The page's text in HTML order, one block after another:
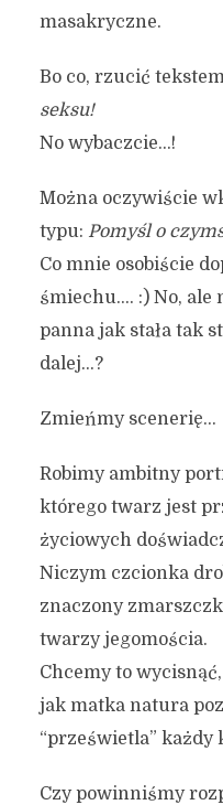
masakryczne.
Bo co, rzucić
seksu!
No wybaczcie…!
Można oczywiście
typu: Pomyśl o
Co mnie osobiście
śmiechu…. :) No, ale
panna jak stała tak
dalej…?
Zmieńmy scenerię…
Robimy ambitny
którego twarz jest
życiowych
Niczym czcionka
znaczony
twarzy jegomościa.
Chcemy to
jak matka natura
“prześwietla” każdy
Czy powinniśmy